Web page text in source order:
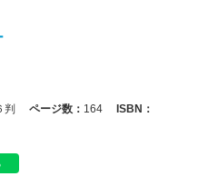
判 ページ数： 164
ISBN：